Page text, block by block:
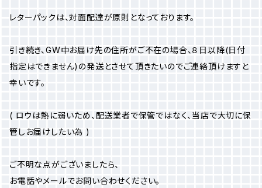
レターパックは、対面配達が原則となっております。
引き続き、GW中お届け先の住所がご不在の場合、８日以降(日付
指定はできません)の発送とさせて頂きたいのでご連絡頂けますと
幸いです。
( ロウは熱に弱いため、配送業者で保管ではなく、当店で大切に保
管しお届けしたい為 )
ご不明な点がございましたら、
お電話やメールでお問い合わせください。